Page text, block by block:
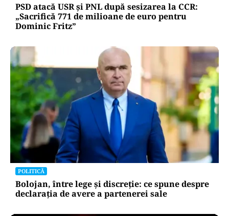
PSD atacă USR și PNL după sesizarea la CCR:
„Sacrifică 771 de milioane de euro pentru
Dominic Fritz”
POLITICĂ
Bolojan, între lege și discreție: ce spune despre
declarația de avere a partenerei sale